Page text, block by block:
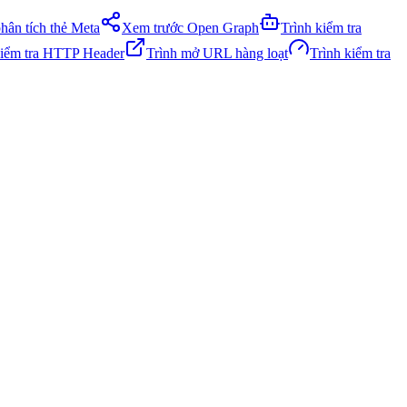
tích thẻ Meta Xem trước Open Graph
Trình kiểm tra
tra HTTP Header
Trình mở URL hàng loạt Trình kiểm tra